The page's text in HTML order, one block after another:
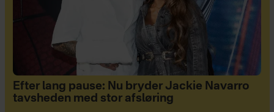
Efter lang pause: Nu bryder Jackie Navarro
tavsheden med stor afsløring